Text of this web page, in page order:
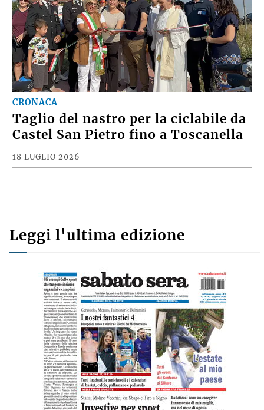
CRONACA
Taglio del nastro per la ciclabile da
Castel San Pietro fino a Toscanella